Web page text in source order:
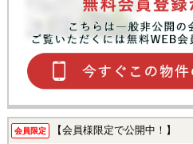
会員限定 【会員様限定で公開中！】